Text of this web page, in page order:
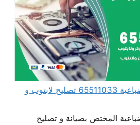
مهندس كمبيوتر الضباعية 65511033 تصليح لابتوب و
المختص بصيانة و تصليح